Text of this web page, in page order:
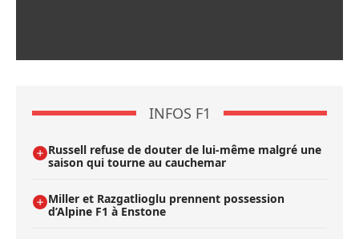
INFOS F1
Russell refuse de douter de lui-même malgré une
saison qui tourne au cauchemar
Miller et Razgatlioglu prennent possession
d’Alpine F1 à Enstone